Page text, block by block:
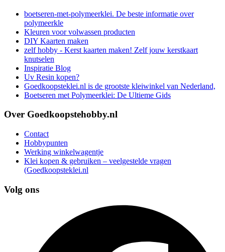
boetseren-met-polymeerklei. De beste informatie over
polymeerkle
Kleuren voor volwassen producten
DIY Kaarten maken
zelf hobby - Kerst kaarten maken! Zelf jouw kerstkaart
knutselen
Inspiratie Blog
Uv Resin kopen?
Goedkoopsteklei.nl is de grootste kleiwinkel van Nederland,
Boetseren met Polymeerklei: De Ultieme Gids
Over Goedkoopstehobby.nl
Contact
Hobbypunten
Werking winkelwagentje
Klei kopen & gebruiken – veelgestelde vragen
(Goedkoopsteklei.nl
Volg ons